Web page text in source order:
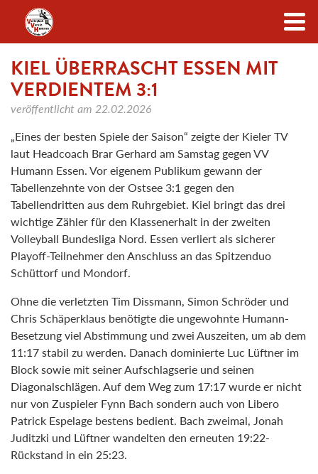
Zum Inhalt
KIEL ÜBERRASCHT ESSEN MIT
VERDIENTEM 3:1
veröffentlicht am 22.02.2026
„Eines der besten Spiele der Saison“ zeigte der Kieler TV
laut Headcoach Brar Gerhard am Samstag gegen VV
Humann Essen. Vor eigenem Publikum gewann der
Tabellenzehnte von der Ostsee 3:1 gegen den
Tabellendritten aus dem Ruhrgebiet. Kiel bringt das drei
wichtige Zähler für den Klassenerhalt in der zweiten
Volleyball Bundesliga Nord. Essen verliert als sicherer
Playoff-Teilnehmer den Anschluss an das Spitzenduo
Schüttorf und Mondorf.
Ohne die verletzten Tim Dissmann, Simon Schröder und
Chris Schäperklaus benötigte die ungewohnte Humann-
Besetzung viel Abstimmung und zwei Auszeiten, um ab dem
11:17 stabil zu werden. Danach dominierte Luc Lüftner im
Block sowie mit seiner Aufschlagserie und seinen
Diagonalschlägen. Auf dem Weg zum 17:17 wurde er nicht
nur von Zuspieler Fynn Bach sondern auch von Libero
Patrick Espelage bestens bedient. Bach zweimal, Jonah
Juditzki und Lüftner wandelten den erneuten 19:22-
Rückstand in ein 25:23.